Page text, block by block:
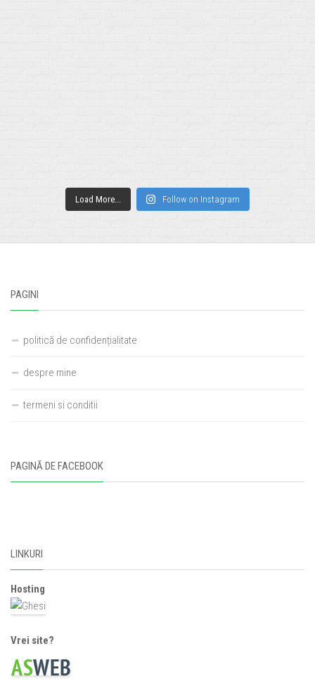
Load More... Follow on Instagram
PAGINI
politică de confidențialitate
despre mine
termeni si conditii
PAGINĂ DE FACEBOOK
LINKURI
Hosting
Vrei site?